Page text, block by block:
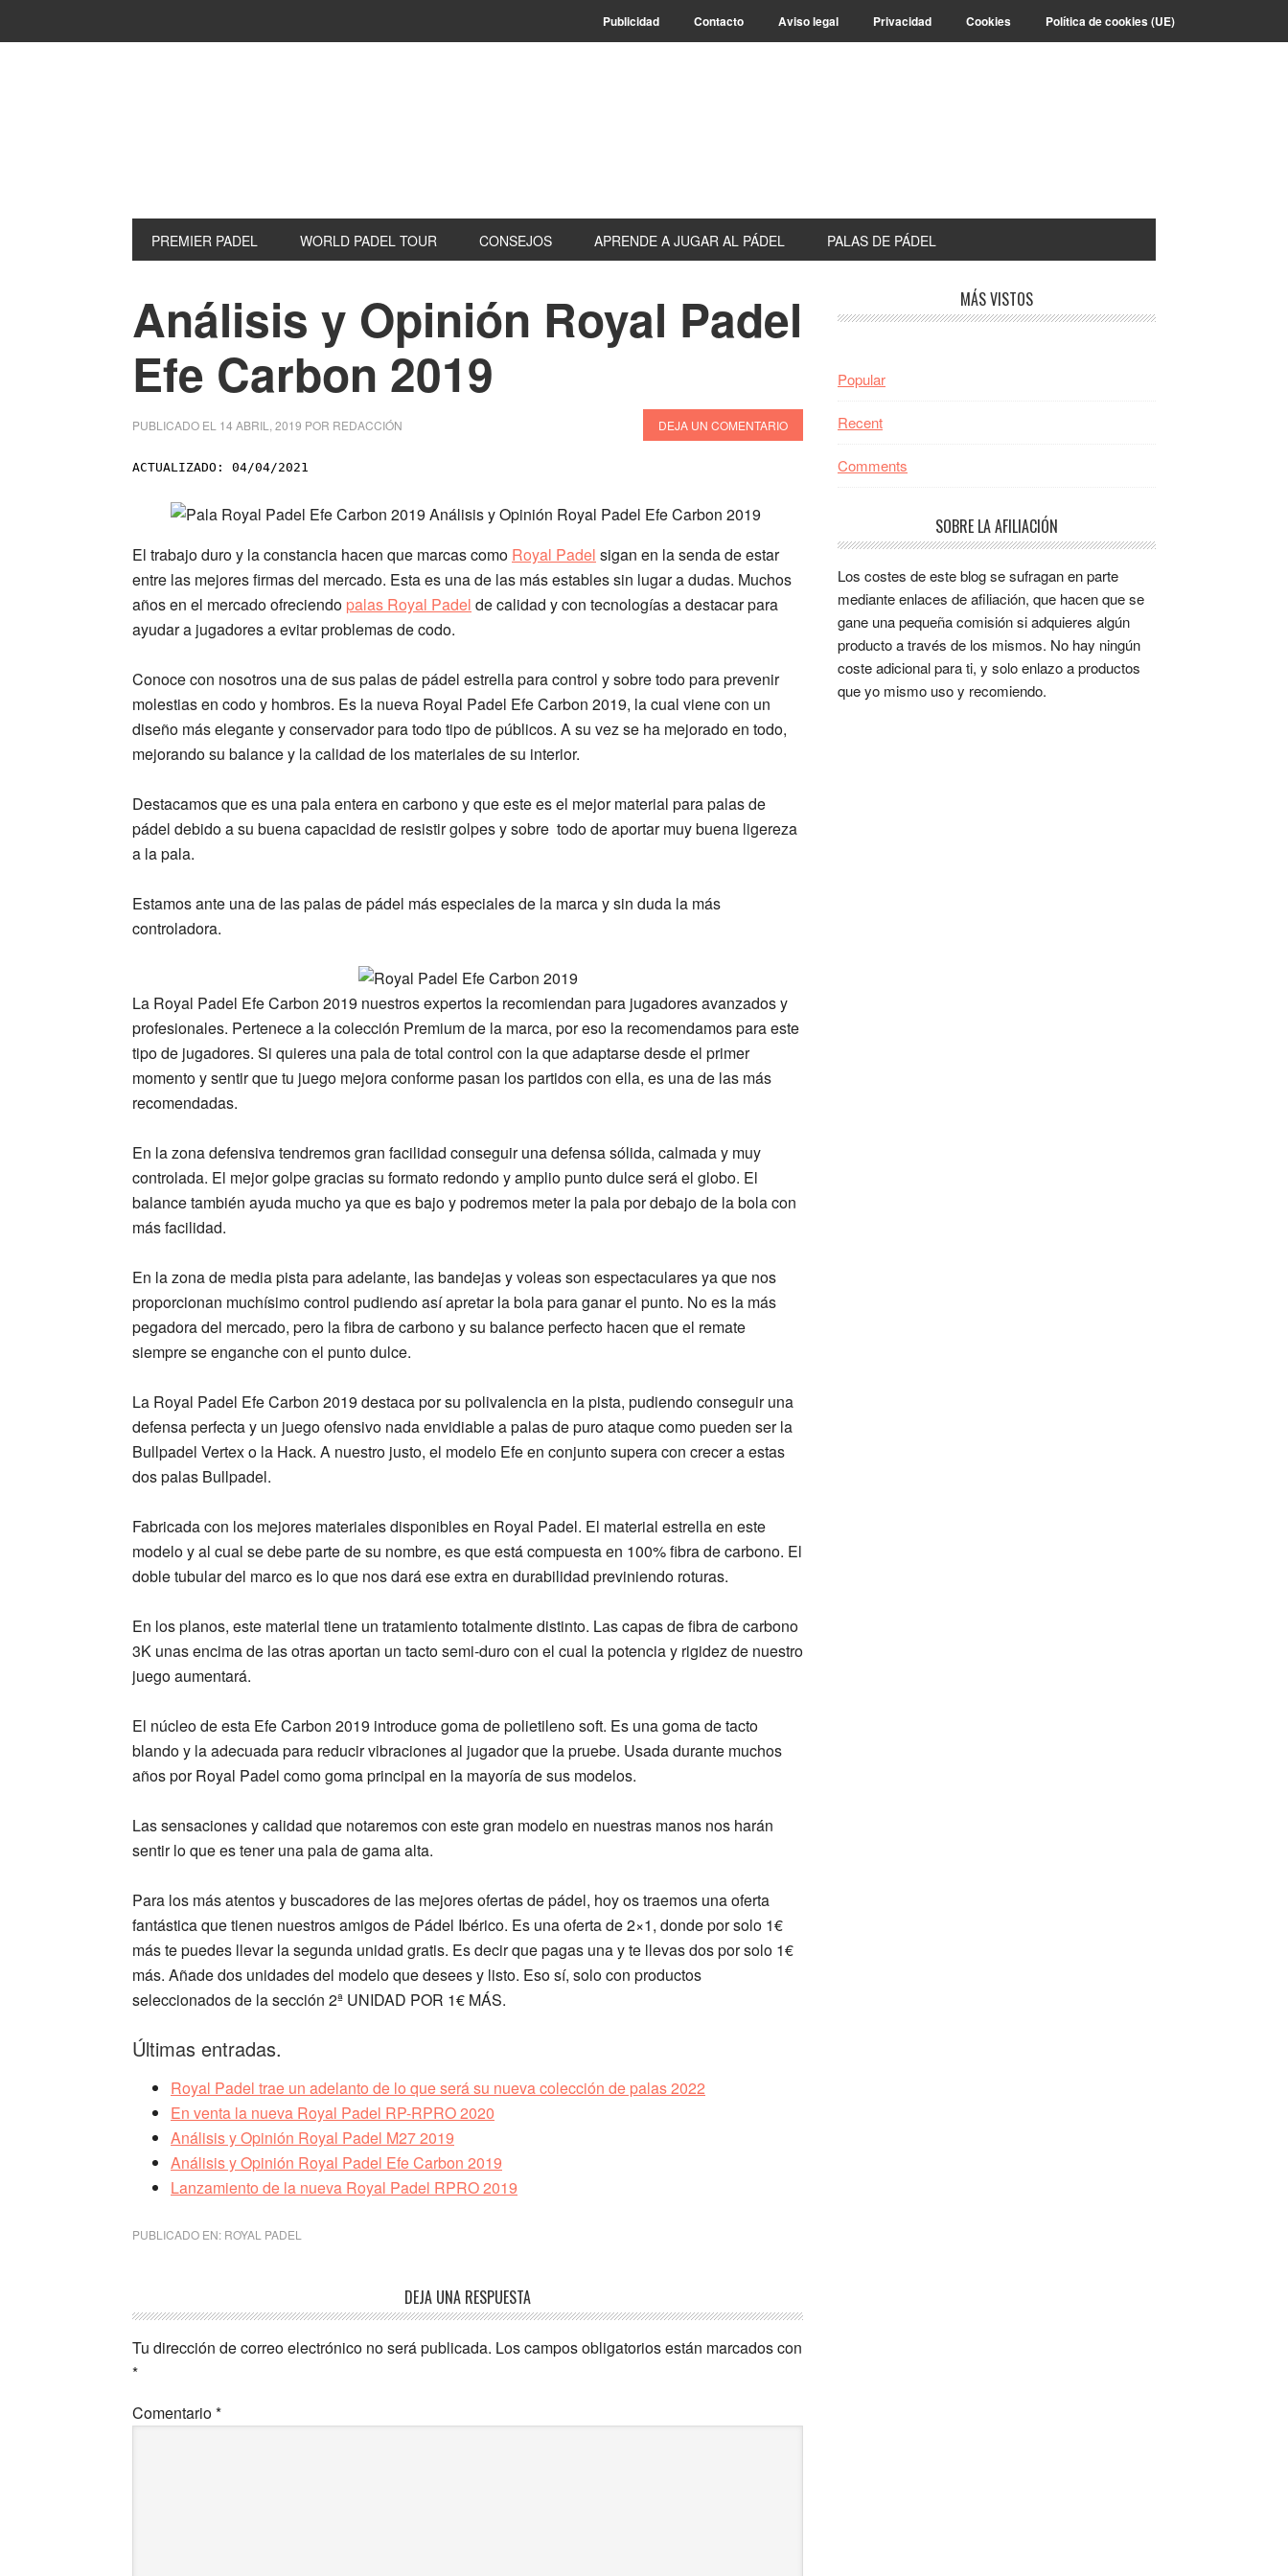
a
al
a
Publicidad Contacto Aviso legal Privacidad Cookies Política de cookies (UE)
PREMIER PADEL WORLD PADEL TOUR CONSEJOS APRENDE A JUGAR AL PÁDEL PALAS DE PÁDEL
Análisis y Opinión Royal Padel
Efe Carbon 2019
PUBLICADO EL 14 ABRIL, 2019 POR REDACCIÓN DEJA UN COMENTARIO
ACTUALIZADO: 04/04/2021
El trabajo duro y la constancia hacen que marcas como Royal Padel sigan en la senda de estar
entre las mejores firmas del mercado. Esta es una de las más estables sin lugar a dudas. Muchos
años en el mercado ofreciendo palas Royal Padel de calidad y con tecnologías a destacar para
ayudar a jugadores a evitar problemas de codo.
Conoce con nosotros una de sus palas de pádel estrella para control y sobre todo para prevenir
molestias en codo y hombros. Es la nueva Royal Padel Efe Carbon 2019, la cual viene con un
diseño más elegante y conservador para todo tipo de públicos. A su vez se ha mejorado en todo,
mejorando su balance y la calidad de los materiales de su interior.
Destacamos que es unapala entera en carbonoy que este es el mejor material para palas de
pádel debido a su buenacapacidad de resistir golpesy sobre todo deaportar muy buena ligereza
a la pala.
Estamos ante una de las palas de pádel más especiales de la marca y sin duda la más
controladora.
La Royal Padel Efe Carbon 2019 nuestros expertos la recomiendan para jugadores avanzados y
profesionales. Pertenece a la colección Premium de la marca, por eso la recomendamos para este
tipo de jugadores. Si quieres una pala de total control con la que adaptarse desde el primer
momento y sentir que tu juego mejora conforme pasan los partidos con ella, es una de las más
recomendadas.
En lazona defensivatendremos gran facilidad conseguir una defensa sólida, calmada y muy
controlada. El mejor golpe gracias su formato redondo y amplio punto dulceserá el globo. El
balance también ayuda mucho ya que es bajo y podremos meter la pala por debajo de la bola con
más facilidad.
En lazona de media pista para adelante, lasbandejas y voleasson espectaculares ya que nos
proporcionan muchísimo control pudiendo asíapretar la bola para ganar el punto. No es la más
pegadora del mercado, pero la fibra de carbono y su balance perfecto hacen que el remate
siempre se enganche con el punto dulce.
La Royal Padel Efe Carbon 2019 destaca por su polivalenciaen la pista, pudiendo conseguir una
defensa perfecta y un juego ofensivo nada envidiable a palas de puro ataquecomo pueden ser la
Bullpadel Vertex o la Hack. A nuestro justo, el modelo Efe en conjunto supera con crecer a estas
dos palas Bullpadel.
Fabricada con los mejores materiales disponibles en Royal Padel. El material estrella en este
modelo y al cual se debe parte de su nombre, es que está compuesta en 100% fibra de carbono. El
doble tubular del marco es lo que nos dará ese extra en durabilidad previniendo roturas.
En losplanos, este material tiene un tratamiento totalmente distinto. Lascapas de fibra de carbono
3K unas encima de las otras aportan un tacto semi-durocon el cual lapotenciay rigidezde nuestro
juego aumentará.
El núcleode esta Efe Carbon 2019 introducegoma de polietileno soft. Es una goma de tacto
blando y la adecuada para reducir vibracionesal jugador que la pruebe. Usada durante muchos
años por Royal Padel como goma principal en la mayoría de sus modelos.
Las sensaciones y calidad que notaremos con este gran modelo en nuestras manos nos harán
sentir lo que es tener una pala de gama alta.
Para los más atentos y buscadores de las mejores ofertas de pádel, hoy os traemos una oferta
fantástica que tienen nuestros amigos de Pádel Ibérico. Es unaoferta de 2×1, donde por solo 1€
más te puedes llevar la segunda unidad gratis. Es decir quepagas una y te llevas dospor solo 1€
más. Añade dos unidades del modelo que desees y listo. Eso sí, solo con productos
seleccionados de la sección 2ª UNIDAD POR 1€ MÁS.
Últimas entradas.
Royal Padel trae un adelanto de lo que será su nueva colección de palas 2022
En venta la nueva Royal Padel RP-RPRO 2020
Análisis y Opinión Royal Padel M27 2019
Análisis y Opinión Royal Padel Efe Carbon 2019
Lanzamiento de la nueva Royal Padel RPRO 2019
PUBLICADO EN: ROYAL PADEL
con
los
lectores
DEJA UNA RESPUESTA
Tu dirección de correo electrónico no será publicada. Los campos obligatorios están marcados con
*
Comentario*
lateral
MÁS VISTOS
Popular
Recent
Comments
SOBRE LA AFILIACIÓN
Los costes de este blog se sufragan en parte
mediante enlaces de afiliación, que hacen que se
gane una pequeña comisión si adquieres algún
producto a través de los mismos. No hay ningún
coste adicional para ti, y solo enlazo a productos
que yo mismo uso y recomiendo.